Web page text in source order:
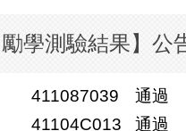
學測驗結果】公
411087039
通過
41104C013
通過